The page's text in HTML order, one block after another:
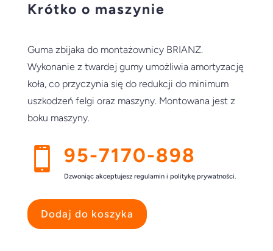
Krótko o maszynie
Guma zbijaka do montażownicy BRIANZ.
Wykonanie z twardej gumy umożliwia amortyzację
koła, co przyczynia się do redukcji do minimum
uszkodzeń felgi oraz maszyny. Montowana jest z
boku maszyny.
 95-7170-898
Dzwoniąc akceptujesz regulamin i politykę prywatności.
Dodaj do koszyka